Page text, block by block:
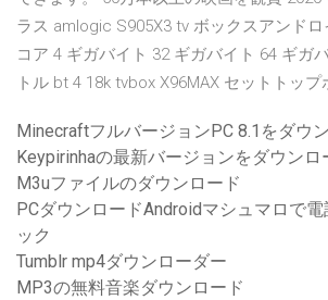
ラス amlogic S905X3 tv ボックスアンドロ
コア 4 ギガバイト 32 ギガバイト 64 ギガ
トル bt 4 18k tvbox X96MAX セットトップ
MinecraftフルバージョンPC 8.1をダウ
Keypirinhaの最新バージョンをダウンロ
M3uファイルのダウンロード
PCダウンロードAndroidマシュマロで
ック
Tumblr mp4ダウンローダー
MP3の無料音楽ダウンロード